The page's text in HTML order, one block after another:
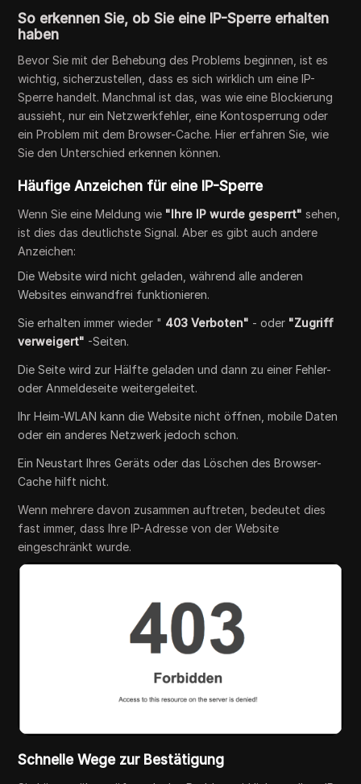
So erkennen Sie, ob Sie eine IP-Sperre erhalten
haben
Bevor Sie mit der Behebung des Problems beginnen, ist es
wichtig, sicherzustellen, dass es sich wirklich um eine IP-
Sperre handelt. Manchmal ist das, was wie eine Blockierung
aussieht, nur ein Netzwerkfehler, eine Kontosperrung oder
ein Problem mit dem Browser-Cache. Hier erfahren Sie, wie
Sie den Unterschied erkennen können.
Häufige Anzeichen für eine IP-Sperre
Wenn Sie eine Meldung wie "Ihre IP wurde gesperrt" sehen,
ist dies das deutlichste Signal. Aber es gibt auch andere
Anzeichen:
Die Website wird nicht geladen, während alle anderen
Websites einwandfrei funktionieren.
Sie erhalten immer wieder " 403 Verboten" - oder "Zugriff
verweigert" -Seiten.
Die Seite wird zur Hälfte geladen und dann zu einer Fehler-
oder Anmeldeseite weitergeleitet.
Ihr Heim-WLAN kann die Website nicht öffnen, mobile Daten
oder ein anderes Netzwerk jedoch schon.
Ein Neustart Ihres Geräts oder das Löschen des Browser-
Cache hilft nicht.
Wenn mehrere davon zusammen auftreten, bedeutet dies
fast immer, dass Ihre IP-Adresse von der Website
eingeschränkt wurde.
Schnelle Wege zur Bestätigung